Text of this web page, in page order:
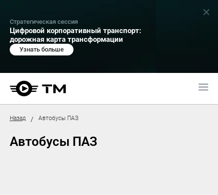
Стратегическая сессия
Цифровой корпоративный транспорт:
дорожная карта трансформации
Узнать больше
Назад / Автобусы ПАЗ
Автобусы ПАЗ